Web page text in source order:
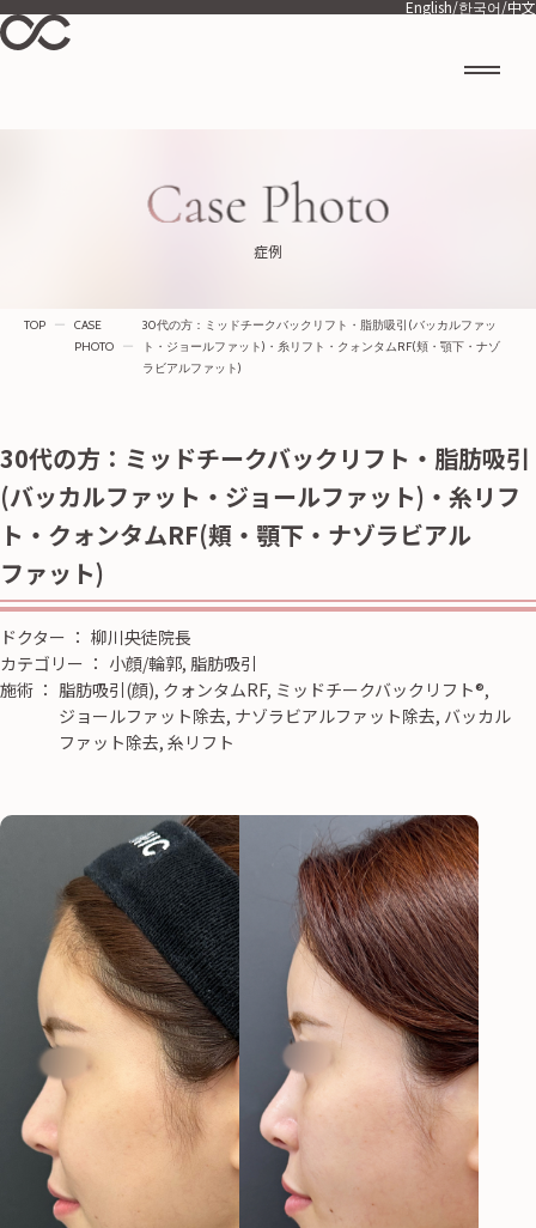
English/한국어/中文
症例
TOP ー
CASE
PHOTO
ー
30代の方：ミッドチークバックリフト・脂肪吸引(バッカルファッ
ト・ジョールファット)・糸リフト・クォンタムRF(頬・顎下・ナゾ
ラビアルファット)
30代の方：ミッドチークバックリフト・脂肪吸引
(バッカルファット・ジョールファット)・糸リフ
ト・クォンタムRF(頬・顎下・ナゾラビアル
ファット)
ドクター ： 柳川央徒院長
カテゴリー ： 小顔/輪郭, 脂肪吸引
施術 ： 脂肪吸引(顔), クォンタムRF, ミッドチークバックリフト®︎,
ジョールファット除去, ナゾラビアルファット除去, バッカル
ファット除去, 糸リフト